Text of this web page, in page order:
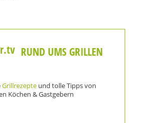
RUND UMS GRILLEN
Grillrezepte und tolle Tipps von
Köchen & Gastgebern